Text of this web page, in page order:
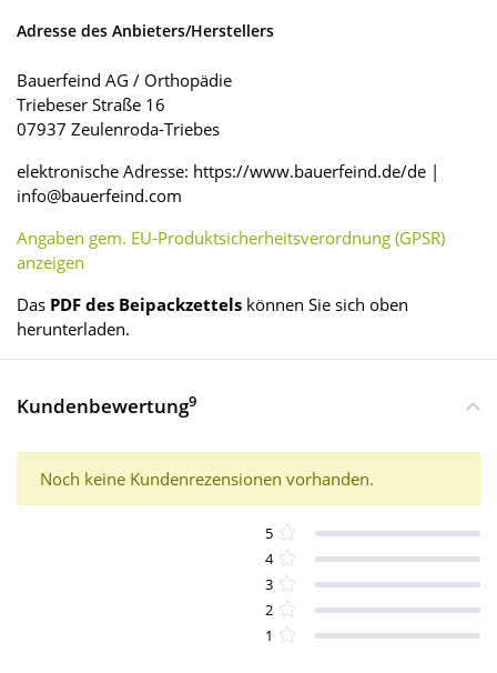
Adresse des Anbieters/Herstellers
Bauerfeind AG / Orthopädie
Triebeser Straße 16
07937 Zeulenroda-Triebes
elektronische Adresse: https://www.bauerfeind.de/de |
info@bauerfeind.com
Angaben gem. EU-Produktsicherheitsverordnung (GPSR)
anzeigen
Das PDF des Beipackzettels können Sie sich oben
herunterladen.
Kundenbewertung9
Noch keine Kundenrezensionen vorhanden.
5
4
3
2
1